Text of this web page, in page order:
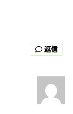
返信